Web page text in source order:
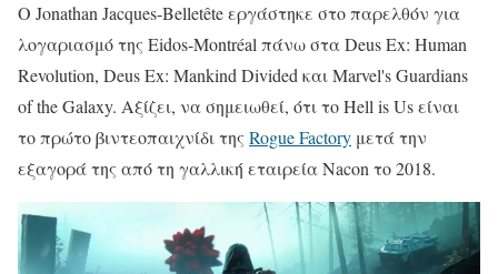
Ο Jonathan Jacques-Belletête εργάστηκε στο παρελθόν για
λογαριασμό της Eidos-Montréal πάνω στα Deus Ex: Human
Revolution, Deus Ex: Mankind Divided και Marvel's Guardians
of the Galaxy. Αξίζει, να σημειωθεί, ότι τo Hell is Us είναι
το πρώτο βιντεοπαιχνίδι της Rogue Factory μετά την
εξαγορά της από τη γαλλική εταιρεία Nacon το 2018.